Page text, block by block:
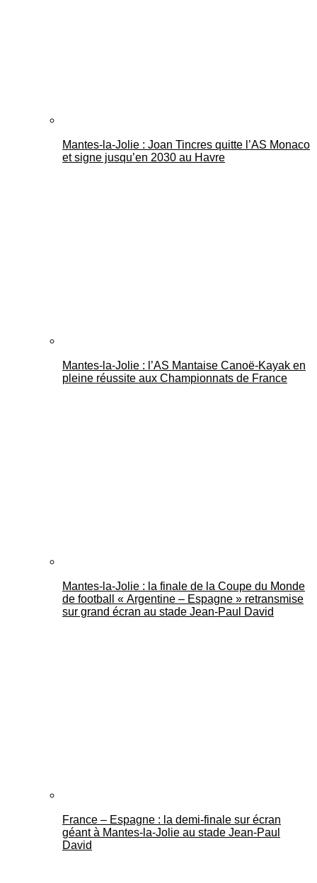
Mantes-la-Jolie : Joan Tincres quitte l’AS Monaco
et signe jusqu’en 2030 au Havre
Mantes-la-Jolie : l’AS Mantaise Canoë‑Kayak en
pleine réussite aux Championnats de France
Mantes-la-Jolie : la finale de la Coupe du Monde
de football « Argentine – Espagne » retransmise
sur grand écran au stade Jean-Paul David
France – Espagne : la demi-finale sur écran
géant à Mantes-la-Jolie au stade Jean-Paul
David